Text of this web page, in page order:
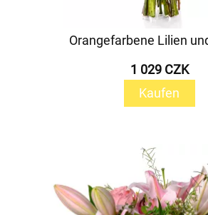
Orangefarbene Lilien
1 029 CZK
Kaufen